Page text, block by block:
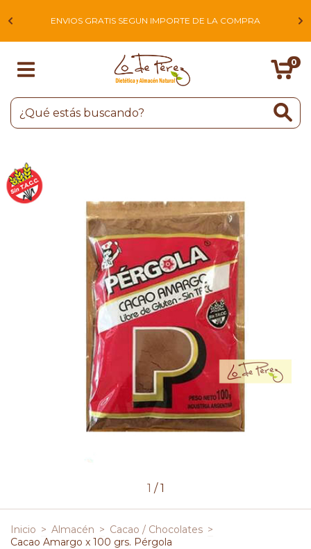
ENVIOS GRATIS SEGUN IMPORTE DE LA COMPRA
0
1 /1
Inicio > Almacén > Cacao / Chocolates >
Cacao Amargo x 100 grs. Pérgola